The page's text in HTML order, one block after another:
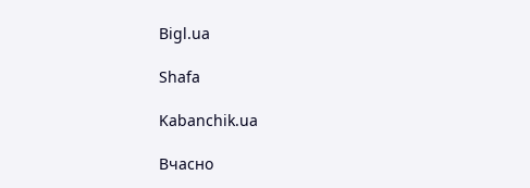
Bigl.ua
Shafa
Kabanchik.ua
Вчасно